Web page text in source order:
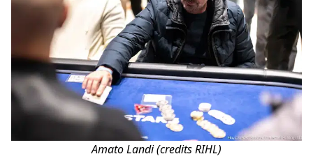
Amato Landi (credits RIHL)